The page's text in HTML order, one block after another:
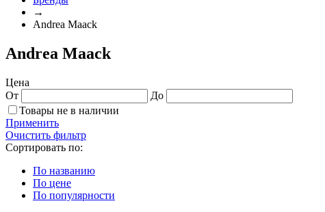
→
Andrea Maack
Andrea Maack
Цена
От
До
Товары не в наличии
Применить
Очистить фильтр
Сортировать по:
По названию
По цене
По популярности